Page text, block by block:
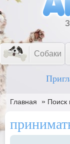
Собаки
Главная » Поиск